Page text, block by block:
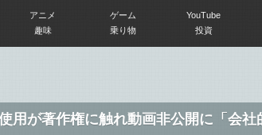
アニメ ゲーム YouTube
趣味 乗り物 投資